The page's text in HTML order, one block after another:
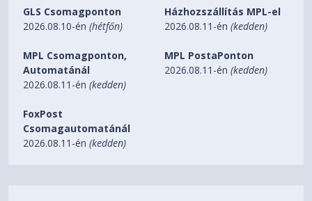
GLS Csomagponton
2026.08.10-én(hétfőn)
Házhozszállítás MPL-el
2026.08.11-én(kedden)
MPL Csomagponton,
Automatánál
2026.08.11-én(kedden)
MPL PostaPonton
2026.08.11-én(kedden)
FoxPost
Csomagautomatánál
2026.08.11-én(kedden)